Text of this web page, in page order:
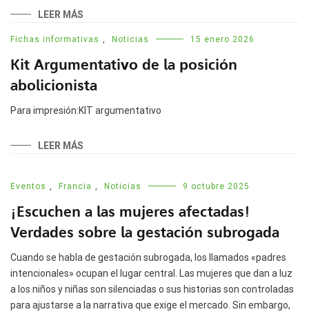
LEER MÁS
Fichas informativas Noticias 15 enero 2026
Kit Argumentativo de la posición
abolicionista
Para impresión:KIT argumentativo
LEER MÁS
Eventos Francia Noticias 9 octubre 2025
¡Escuchen a las mujeres afectadas!
Verdades sobre la gestación subrogada
Cuando se habla de gestación subrogada, los llamados «padres
intencionales» ocupan el lugar central. Las mujeres que dan a luz
a los niños y niñas son silenciadas o sus historias son controladas
para ajustarse a la narrativa que exige el mercado. Sin embargo,